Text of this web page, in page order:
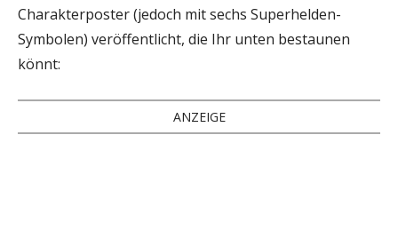
Charakterposter (jedoch mit sechs Superhelden-
Symbolen) veröffentlicht, die Ihr unten bestaunen
könnt:
ANZEIGE